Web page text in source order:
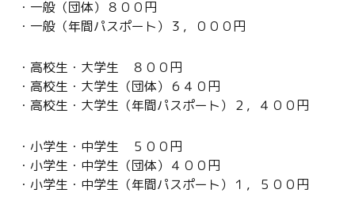
・一般（団体）８００円
・一般（年間パスポート）３，０００円
・高校生・大学生 ８００円
・高校生・大学生（団体）６４０円
・高校生・大学生（年間パスポート）２，４００円
・小学生・中学生 ５００円
・小学生・中学生（団体）４００円
・小学生・中学生（年間パスポート）１，５００円